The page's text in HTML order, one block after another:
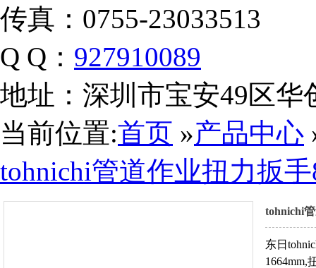
传真： 0755-23033513
Q Q： 927910089
地址： 深圳市宝安49区华
当前位置:首页 »产品中心
tohnichi管道作业扭力扳
tohnichi
东日
1664mm,